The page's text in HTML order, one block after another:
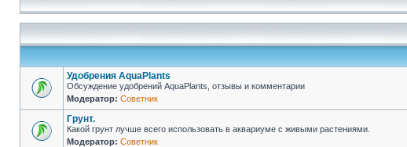
Удобрения AquaPlants
Обсуждение удобрений AquaPlants, отзывы и комментарии
Модератор: Советник
Грунт.
Какой грунт лучше всего использовать в аквариуме с живыми растениями.
Модератор: Советник